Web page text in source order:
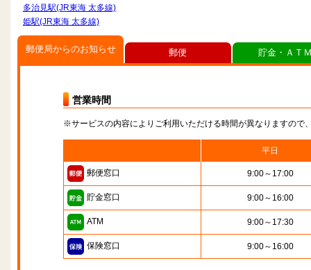
多治見駅(JR東海 太多線)
姫駅(JR東海 太多線)
郵便局からのお知らせ
営業時間
※サービスの内容によりご利用いただける時間が異なりますので
平日
郵便窓口 9:00～17:00
貯金窓口 9:00～16:00
ATM 9:00～17:30
保険窓口 9:00～16:00
郵便 貯金・ＡＴ